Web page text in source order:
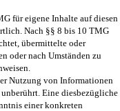
für eigene Inhalte auf diesen
Nach §§ 8 bis 10 TMG
übermittelte oder
oder nach Umständen zu
Nutzung von Informationen
Eine diesbezügliche
einer konkreten